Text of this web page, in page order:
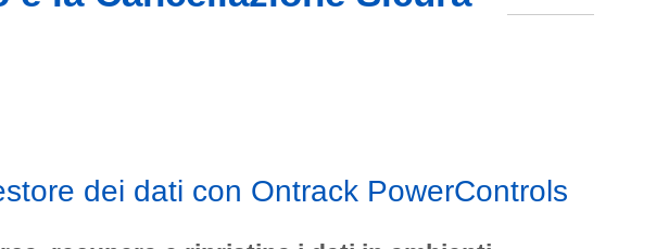
dei dati con Ontrack PowerControls